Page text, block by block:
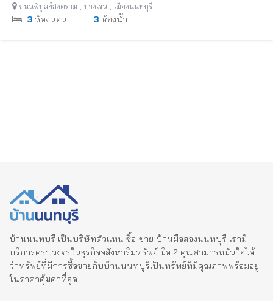
ถนนพิบูลย์สงคราม , บางเขน , เมืองนนทบุรี
3 ห้องนอน 3 ห้องน้ำ
บ้านนนทบุรี เป็นบริษัทตัวแทน ซื้อ-ขาย บ้านมือสองนนทบุรี เรามี
บริการครบวงจรในธุรกิจอสังหาริมทรัพย์ มือ 2 คุณสามารถมั่นใจได้
ว่าทรัพย์ที่มีการซื้อขายกับบ้านนนทบุรีเป็นทรัพย์ที่มีคุณภาพพร้อมอยู่
ในราคาคุ้มค่าที่สุด